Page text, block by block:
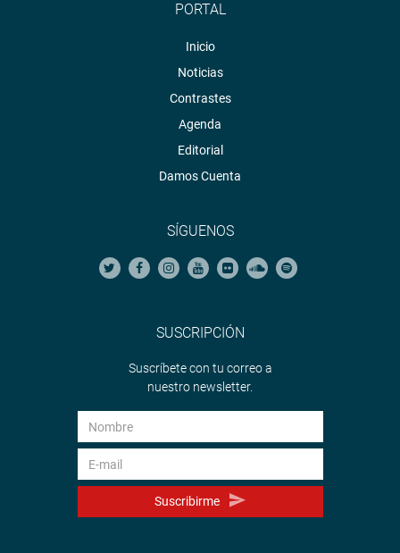
PORTAL
Inicio
Noticias
Contrastes
Agenda
Editorial
Damos Cuenta
SÍGUENOS
SUSCRIPCIÓN
Suscríbete con tu correo a
nuestro newsletter.
Suscribirme